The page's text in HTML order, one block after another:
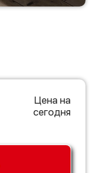
Цена на
сегодня